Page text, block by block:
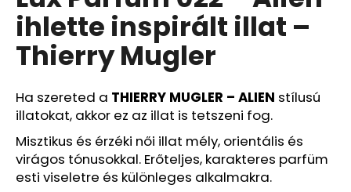
5-
ből
0,0
csillag.
ihlette inspirált illat –
Thierry Mugler
Ha szereted a THIERRY MUGLER – ALIEN stílusú
illatokat, akkor ez az illat is tetszeni fog.
Misztikus és érzéki női illat mély, orientális és
virágos tónusokkal. Erőteljes, karakteres parfüm
esti viseletre és különleges alkalmakra.
A
n
l
j
u
k